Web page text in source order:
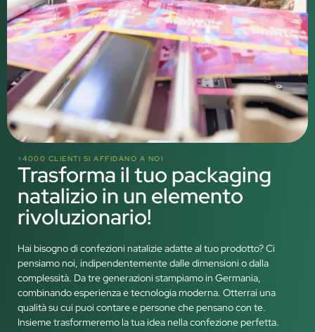
>4000 CLIENTI SI AFFIDANO A NOI
Trasforma il tuo packaging
natalizio in un elemento
rivoluzionario!
Hai bisogno di confezioni natalizie adatte al tuo prodotto? Ci
pensiamo noi, indipendentemente dalle dimensioni o dalla
complessità. Da tre generazioni stampiamo in Germania,
combinando esperienza e tecnologia moderna. Otterrai una
qualità su cui puoi contare e persone che pensano con te.
Insieme trasformeremo la tua idea nella confezione perfetta.